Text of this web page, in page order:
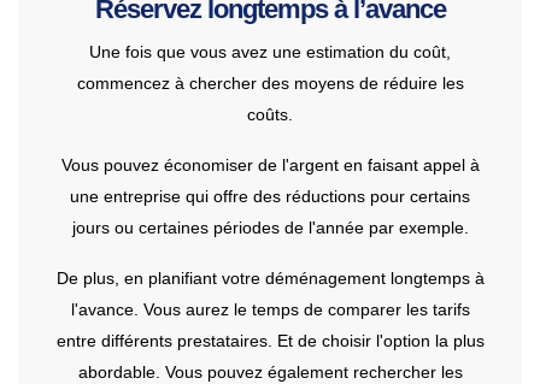
Réservez longtemps à l’avance
Une fois que vous avez une estimation du coût,
commencez à chercher des moyens de réduire les
coûts.
Vous pouvez économiser de l'argent en faisant appel à
une entreprise qui offre des réductions pour certains
jours ou certaines périodes de l'année par exemple.
De plus, en planifiant votre déménagement longtemps à
l'avance. Vous aurez le temps de comparer les tarifs
entre différents prestataires. Et de choisir l'option la plus
abordable. Vous pouvez également rechercher les